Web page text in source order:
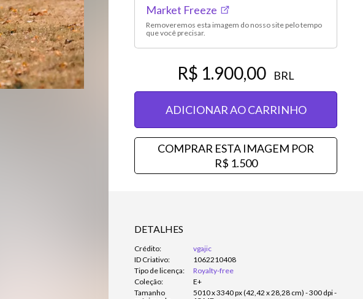
Market Freeze
Removeremos esta imagem do nosso site pelo tempo
que você precisar.
R$ 1.900,00 BRL
ADICIONAR AO CARRINHO
COMPRAR ESTA IMAGEM POR
R$ 1.500
DETALHES
Crédito:
vgajic
ID Criativo:
1062210408
Tipo de licença:
Royalty-free
Coleção:
E+
Tamanho
5010 x 3340 px (42,42 x 28,28 cm) - 300 dpi -